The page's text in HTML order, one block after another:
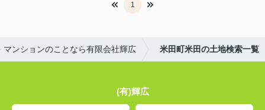
1
ンションのことなら有限会社輝広 米田町米田の土地検索一覧
(有)輝広